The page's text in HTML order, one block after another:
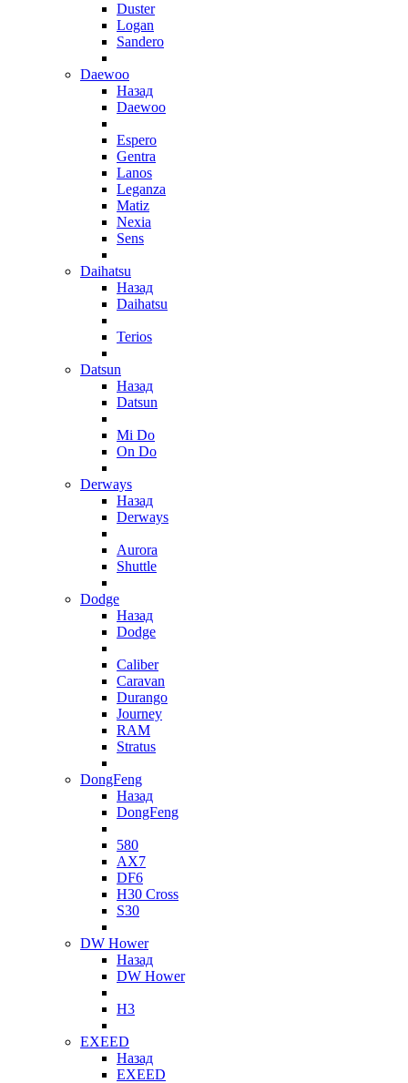
Duster
Logan
Sandero
Daewoo
Назад
Daewoo
Espero
Gentra
Lanos
Leganza
Matiz
Nexia
Sens
Daihatsu
Назад
Daihatsu
Terios
Datsun
Назад
Datsun
Mi Do
On Do
Derways
Назад
Derways
Aurora
Shuttle
Dodge
Назад
Dodge
Caliber
Caravan
Durango
Journey
RAM
Stratus
DongFeng
Назад
DongFeng
580
AX7
DF6
H30 Cross
S30
DW Hower
Назад
DW Hower
H3
EXEED
Назад
EXEED